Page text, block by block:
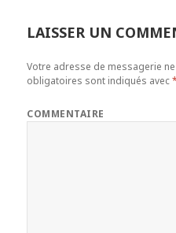
LAISSER UN
Votre adresse de messagerie
obligatoires sont indiqués avec*
COMMENTAIRE